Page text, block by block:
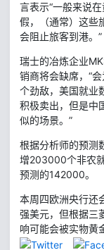
言表示“一般来说
假，（通常）这些
会阻止旅客到港。”
瑞士的冶炼企业
销商将会缺席，“
个劲敌，美国就业
积极卖出，但是中
似的场景。”
根据分析师的预测
增203000个非农
预测的142000。
本周四欧洲央行还
强美元，但根据三
响可能会被实物黄